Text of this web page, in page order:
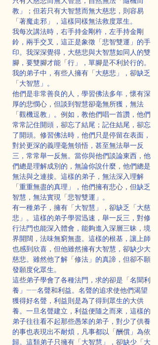
教」；但若只有大智慧而無大慈悲，則容易
「著魔走邪」，這樣同樣無法救度眾生。
我每次講法時，右手持金剛杵，左手持金剛
鈴，兩手交叉，這正是象徵「悲智雙運」的手
印。我深深覺得，大慈悲與大智慧如同人的雙
腳，要雙腳才能「行」，單腳是不利於行的。
我的弟子中，有些人擁有「大慈悲」，卻缺乏
「大智慧」。
他們是非常善良的人，學習佛法多年，懷有深
厚的悲憫心，但談到智慧卻毫無所獲，無法
「觀機逗教」。例如，教他們唱一首讚，他們
常常記住開頭，卻忘了結尾；記住結尾，卻忘
了開頭。修習佛法時，他們只是停留在表面，
對於更深的義理毫無領悟，甚至無法舉一反
三，常常舉一反無。當你與他們談論東西，他
們總是理解成別的，無論你說什麼，他們總是
無法與之連接。這樣的弟子，無法深入理解
「重重無盡的真理」，他們擁有悲心，但缺乏
智慧，無法實現「悲智雙運」。
有一種弟子，擁有「大智慧」，卻缺乏「大慈
悲」。這樣的弟子學習迅速，舉一反三，對修
行法門也能深入體會，能夠進入深層三昧，境
界開闊，法味無窮無盡。這樣的根基，讓上師
也感到欣喜，但他雖然擁有大智慧，卻缺少大
慈悲。雖然他了解「修法」的真諦，但卻不願
發願度化眾生。
這些弟子學會了各種法門，求的卻是「名聞利
養」——名聲和利益。名聲的追求使他們渴望
獲得好名聲，利益則是為了得到眾生的大供
養。一旦名聲建立，利益便隨之而來，這樣的
弟子往往看不起那些愚笨的弟子，對少了供養
的事也表現出不耐煩，凡事都以「酬償」為依
歸。這類弟子只擁有「大智慧」，卻缺少「大